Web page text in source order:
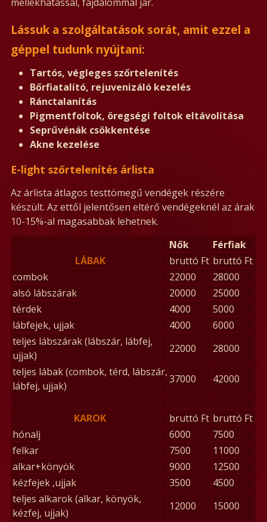
Lássuk a szolgáltatások sorát, amit ezzel a
géppel tudunk nyújtani:
Tartós, végleges szőrtelenítés
Bőrfiatalító, rejuvenizáló kezelés
Ránctalanítás
Pigmentfoltok, öregségi foltok eltávolítása
Seprűvénák csökkentése
Akne kezelése
E-light szőrtelenítés árlista
Az árlista átlagos testtömegű vendégek részére
készült. Az ettől jelentősen eltérő vendégeknél az árak
10-15%-al magasabbak lehetnek.
Nők
Férfiak
LÁBAK
bruttó Ft bruttó Ft
combok
22000
28000
alsó lábszárak
20000
25000
térdek
4000
5000
lábfejek, ujjak
4000
6000
teljes lábszárak (lábszár, lábfej,
ujjak)
22000
28000
teljes lábak (combok, térd, lábszár,
lábfej, ujjak)
37000 42000
KAROK bruttó Ft bruttó Ft
hónalj
6000
7500
felkar
7500
11000
alkar+könyök
9000
12500
kézfejek ,ujjak
3500
4500
teljes alkarok (alkar, könyök,
kézfej, ujjak)
12000
15000